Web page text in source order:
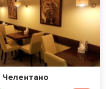
Челентано